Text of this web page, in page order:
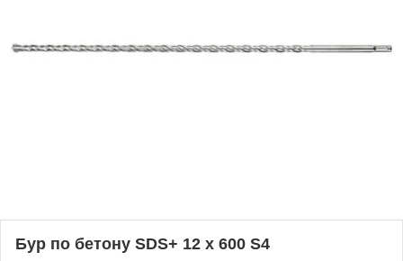
Бур по бетону SDS+ 12 х 600 S4